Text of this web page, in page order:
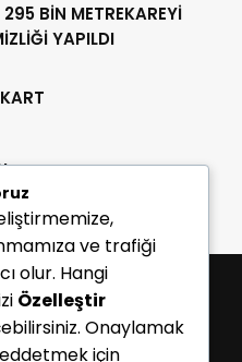
BİN METREKAREYİ
YAPILDI
ve trafiği
olur. Hangi
Özelleştir
Onaylamak
için